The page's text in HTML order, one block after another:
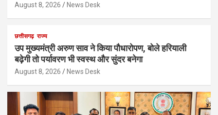
August 8, 2026 News Desk
छत्तीसगढ़ राज्य
उप मुख्यमंत्री अरुण साव ने किया पौधारोपण, बोले हरियाली
बढ़ेगी तो पर्यावरण भी स्वस्थ और सुंदर बनेगा
August 8, 2026 News Desk